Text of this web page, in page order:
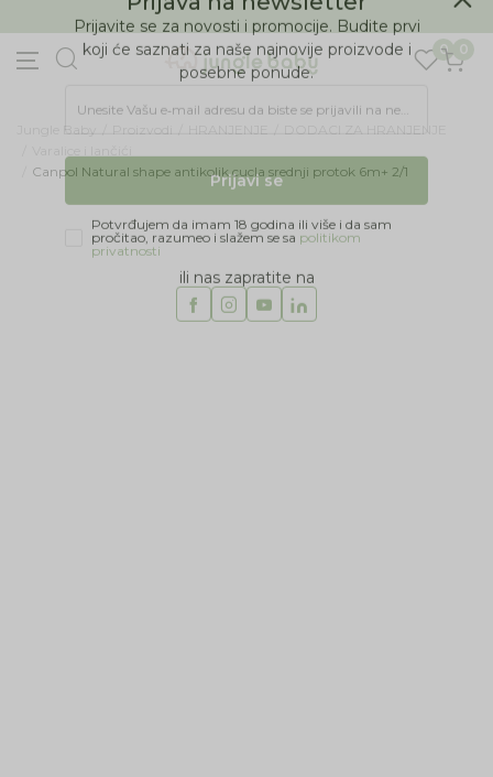
BESPLATNA ISPORUKA Paketa preko 4.000 RSD
0 0
Jungle Baby Proizvodi HRANJENJE
DODACI ZA HRANJENJE
Canpol Natural shape antikolik cucla srednji protok 6m+ 2/1
Prijava na newsletter
Prijavite se za novosti i promocije. Budite prvi
koji će saznati za naše najnovije proizvode i
posebne ponude.
Potvrđujem da imam 18 godina ili više i da sam
pročitao, razumeo i slažem se sa
ili nas zapratite na